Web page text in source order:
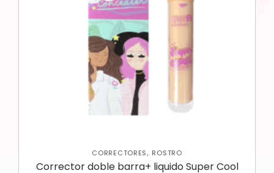
CORRECTORES, ROSTRO
Corrector doble barra+ liquido Super Cool